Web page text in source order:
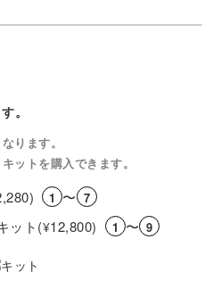
。
ります。
ットを購入できます。
1 〜 7
ット(¥12,800) 1 〜 9